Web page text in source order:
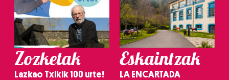
Zozketak
Lazkao Txikik 100 urte!
Eskaintzak
LA ENCARTADA